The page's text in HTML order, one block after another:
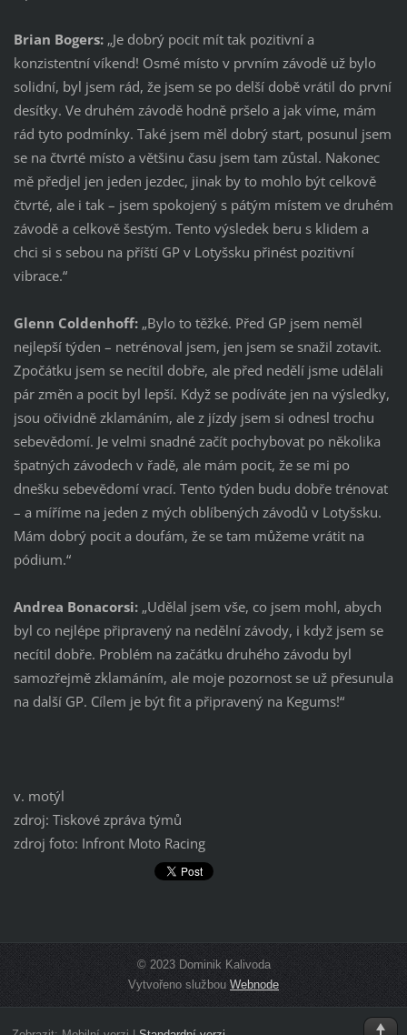
Brian Bogers:„Je dobrý pocit mít tak pozitivní a
konzistentní víkend! Osmé místo v prvním závodě už bylo
solidní, byl jsem rád, že jsem se po delší době vrátil do první
desítky. Ve druhém závodě hodně pršelo a jak víme, mám
rád tyto podmínky. Také jsem měl dobrý start, posunul jsem
se na čtvrté místo a většinu času jsem tam zůstal. Nakonec
mě předjel jen jeden jezdec, jinak by to mohlo být celkově
čtvrté, ale i tak – jsem spokojený s pátým místem ve druhém
závodě a celkově šestým. Tento výsledek beru s klidem a
chci si s sebou na příští GP v Lotyšsku přinést pozitivní
vibrace.“
Glenn Coldenhoff:„Bylo to těžké. Před GP jsem neměl
nejlepší týden – netrénoval jsem, jen jsem se snažil zotavit.
Zpočátku jsem se necítil dobře, ale před nedělí jsme udělali
pár změn a pocit byl lepší. Když se podíváte jen na výsledky,
jsou očividně zklamáním, ale z jízdy jsem si odnesl trochu
sebevědomí. Je velmi snadné začít pochybovat po několika
špatných závodech v řadě, ale mám pocit, že se mi po
dnešku sebevědomí vrací. Tento týden budu dobře trénovat
– a míříme na jeden z mých oblíbených závodů v Lotyšsku.
Mám dobrý pocit a doufám, že se tam můžeme vrátit na
pódium.“
Andrea Bonacorsi: „Udělal jsem vše, co jsem mohl, abych
byl co nejlépe připravený na nedělní závody, i když jsem se
necítil dobře. Problém na začátku druhého závodu byl
samozřejmě zklamáním, ale moje pozornost se už přesunula
na další GP. Cílem je být fit a připravený na Kegums!“
v. motýl
zdroj: Tiskové zpráva týmů
zdroj foto: Infront Moto Racing
© 2023 Dominik Kalivoda
Vytvořeno službou Webnode